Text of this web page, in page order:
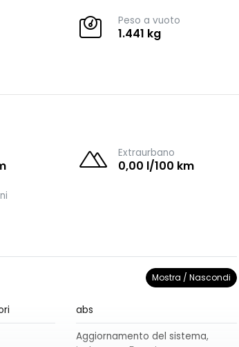
Peso a vuoto
1.441 kg
Extraurbano
0,00 l/100 km
Mostra / Nascondi
abs
Aggiornamento del sistema,